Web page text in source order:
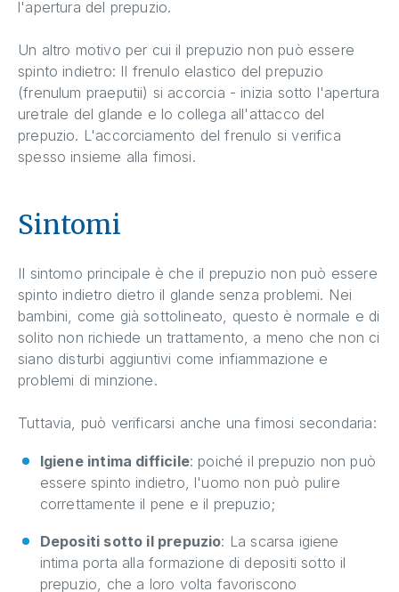
l'apertura del prepuzio.
Un altro motivo per cui il prepuzio non può essere
spinto indietro: Il frenulo elastico del prepuzio
(frenulum praeputii) si accorcia - inizia sotto l'apertura
uretrale del glande e lo collega all'attacco del
prepuzio. L'accorciamento del frenulo si verifica
spesso insieme alla fimosi.
Sintomi
Il sintomo principale è che il prepuzio non può essere
spinto indietro dietro il glande senza problemi. Nei
bambini, come già sottolineato, questo è normale e di
solito non richiede un trattamento, a meno che non ci
siano disturbi aggiuntivi come infiammazione e
problemi di minzione.
Tuttavia, può verificarsi anche una fimosi secondaria:
Igiene intima difficile: poiché il prepuzio non può
essere spinto indietro, l'uomo non può pulire
correttamente il pene e il prepuzio;
Depositi sotto il prepuzio: La scarsa igiene
intima porta alla formazione di depositi sotto il
prepuzio, che a loro volta favoriscono